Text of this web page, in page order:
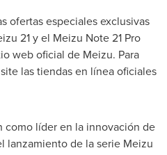
ofertas especiales exclusivas
21 y el Meizu Note 21 Pro
web oficial de Meizu. Para
las tiendas en línea oficiales
como líder en la innovación de
de la serie Meizu